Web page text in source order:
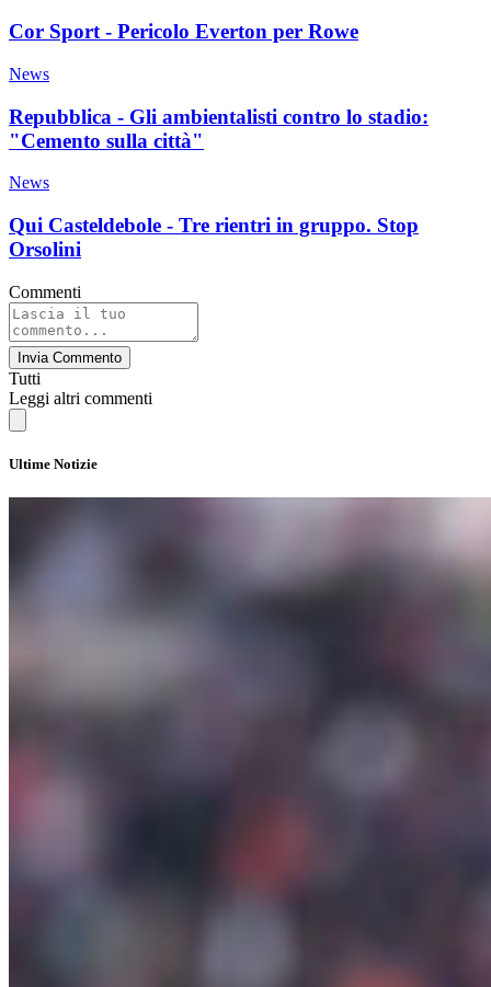
Cor Sport - Pericolo Everton per Rowe
News
Repubblica - Gli ambientalisti contro lo stadio:
"Cemento sulla città"
News
Qui Casteldebole - Tre rientri in gruppo. Stop
Orsolini
Commenti
Invia Commento
Tutti
Leggi altri commenti
Ultime Notizie